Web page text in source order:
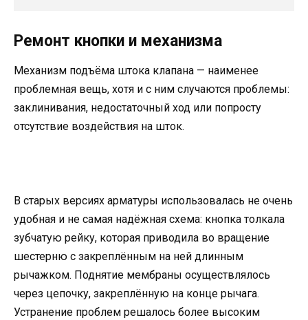
Ремонт кнопки и механизма
Механизм подъёма штока клапана — наименее
проблемная вещь, хотя и с ним случаются проблемы:
заклинивания, недостаточный ход или попросту
отсутствие воздействия на шток.
В старых версиях арматуры использовалась не очень
удобная и не самая надёжная схема: кнопка толкала
зубчатую рейку, которая приводила во вращение
шестерню с закреплённым на ней длинным
рычажком. Поднятие мембраны осуществлялось
через цепочку, закреплённую на конце рычага.
Устранение проблем решалось более высоким